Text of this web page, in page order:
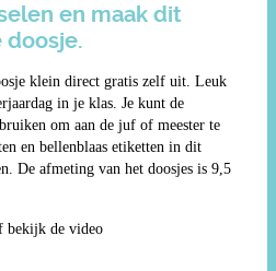
en maak dit
klein direct gratis zelf uit. Leuk
in je klas. Je kunt de
om aan de juf of meester te
en bellenblaas etiketten in dit
De afmeting van het doosjes is 9,5
bekijk de video